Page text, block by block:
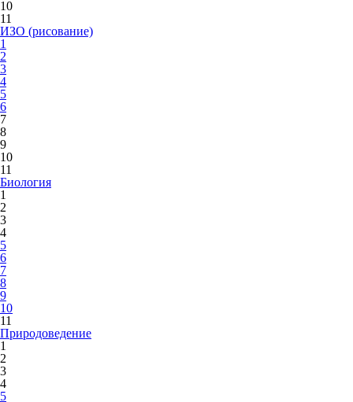
10
11
ИЗО (рисование)
1
2
3
4
5
6
7
8
9
10
11
Биология
1
2
3
4
5
6
7
8
9
10
11
Природоведение
1
2
3
4
5